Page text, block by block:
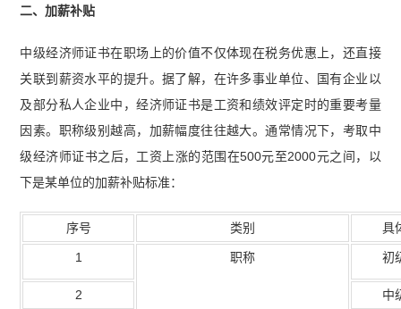
卷（11.17）下午.pdf】 【2024年中级经济师基础
知识真题估分卷（11.16）上午【完整版】.pdf】
【【希赛网】2024年初级经济师人力资源真题估分
卷（11.16）上午.pdf】
二、加薪补贴
中级经济师证书在职场上的价值不仅体现在税务优惠上，还直接
关联到薪资水平的提升。据了解，在许多事业单位、国有企业以
及部分私人企业中，经济师证书是工资和绩效评定时的重要考量
因素。职称级别越高，加薪幅度往往越大。通常情况下，考取中
级经济师证书之后，工资上涨的范围在500元至2000元之间，以
下是某单位的加薪补贴标准：
序号 类别 具
1 职称 初
2 中